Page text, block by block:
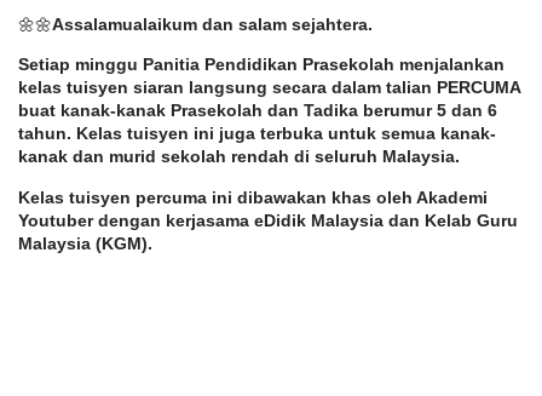
🌼🌼Assalamualaikum dan salam sejahtera.
Setiap minggu Panitia Pendidikan Prasekolah menjalankan
kelas tuisyen siaran langsung secara dalam talian PERCUMA
buat kanak-kanak Prasekolah dan Tadika berumur 5 dan 6
tahun. Kelas tuisyen ini juga terbuka untuk semua kanak-
kanak dan murid sekolah rendah di seluruh Malaysia.
Kelas tuisyen percuma ini dibawakan khas oleh Akademi
Youtuber dengan kerjasama eDidik Malaysia dan Kelab Guru
Malaysia (KGM).